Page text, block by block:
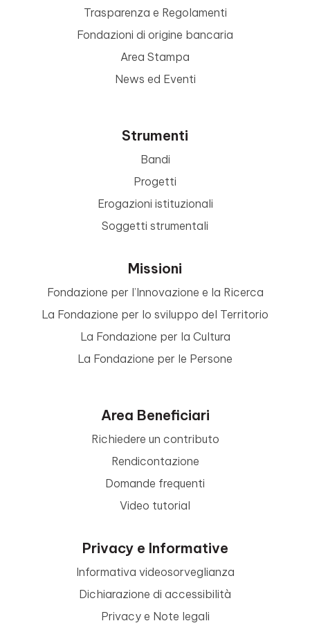
Trasparenza e Regolamenti
Fondazioni di origine bancaria
Area Stampa
News ed Eventi
Strumenti
Bandi
Progetti
Erogazioni istituzionali
Soggetti strumentali
Missioni
Fondazione per l’Innovazione e la Ricerca
La Fondazione per lo sviluppo del Territorio
La Fondazione per la Cultura
La Fondazione per le Persone
Area Beneficiari
Richiedere un contributo
Rendicontazione
Domande frequenti
Video tutorial
Privacy e Informative
Informativa videosorveglianza
Dichiarazione di accessibilità
Privacy e Note legali